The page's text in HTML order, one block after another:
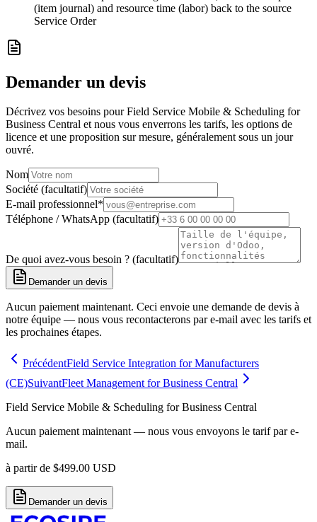
(item journal) and resource time (labor) back to the source
Service Order
Demander un devis
Décrivez vos besoins pour Field Service Mobile & Scheduling for
Business Central et nous vous enverrons les tarifs, les options de
licence et une proposition sur mesure, généralement sous un jour
ouvré.
Nom
Société (facultatif)
E-mail professionnel*
Téléphone / WhatsApp (facultatif)
De quoi avez-vous besoin ? (facultatif)
Demander un devis
Aucun paiement maintenant. Ceci envoie une demande de devis à
notre équipe — nous vous recontacterons par e-mail avec les tarifs et
les prochaines étapes.
PrécédentField Service Integration for Manufacturers
(CE)SuivantFleet Management for Business Central
Field Service Mobile & Scheduling for Business Central
Aucun paiement maintenant — nous vous envoyons le tarif par e-
mail.
à partir de $499.00 USD
Demander un devis